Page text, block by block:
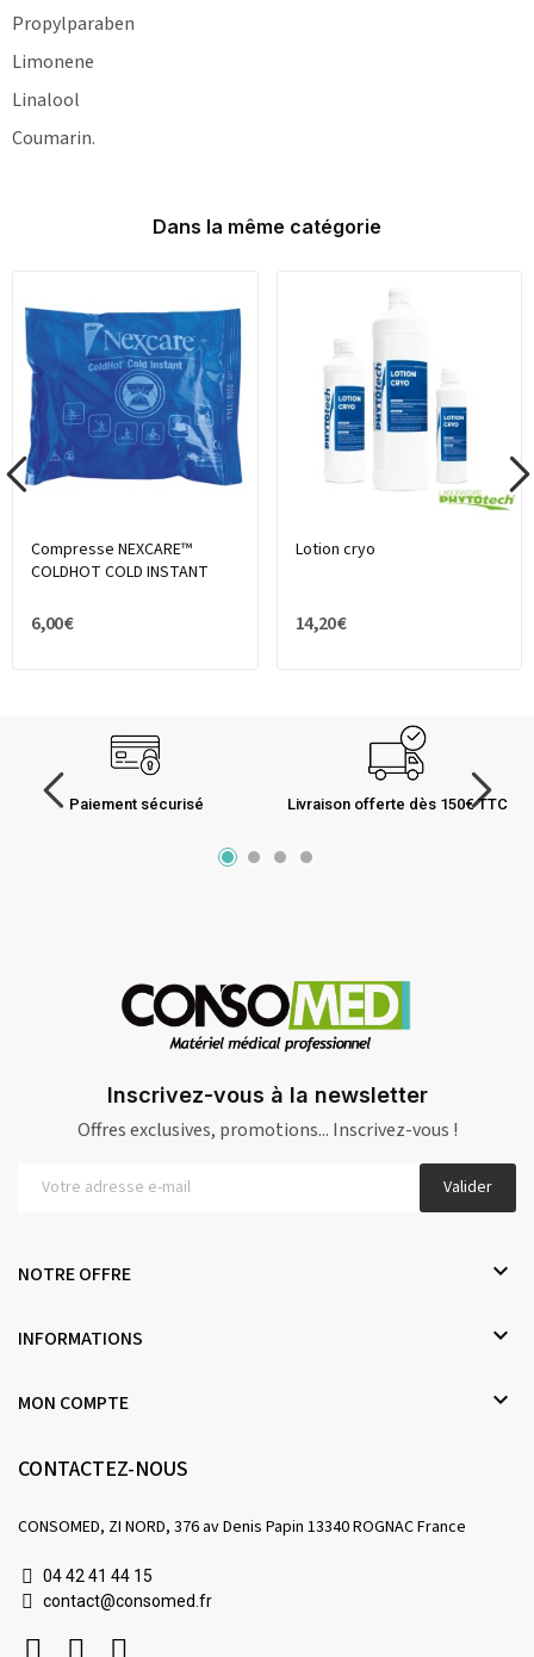
Propylparaben
Limonene
Linalool
Coumarin.
Dans la même catégorie
Compresse NEXCARE™
COLDHOT COLD INSTANT
6,00 €
Lotion cryo
14,20 €
Paiement sécurisé Livraison offerte dès 150€ TTC
Inscrivez-vous à la newsletter
Offres exclusives, promotions... Inscrivez-vous !
Valider
NOTRE OFFRE 
INFORMATIONS 
MON COMPTE 
CONTACTEZ-NOUS
CONSOMED, ZI NORD, 376 av Denis Papin 13340 ROGNAC France
04 42 41 44 15
contact@consomed.fr